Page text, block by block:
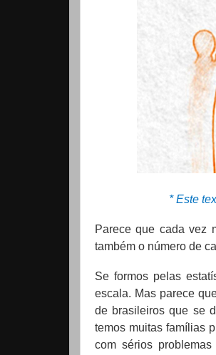
* Este
Parece que cada vez
também o número de
Se formos pelas
escala. Mas parece
de brasileiros que se
temos muitas famílias
com sérios